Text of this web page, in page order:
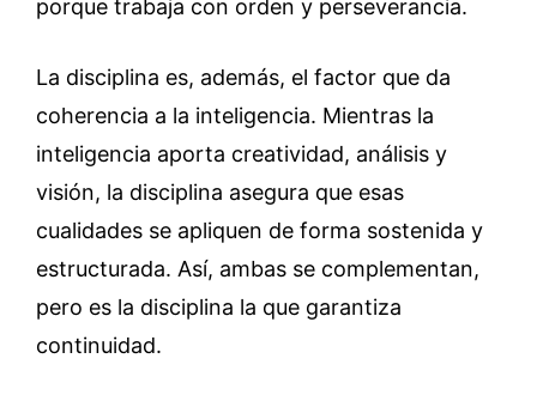
porque trabaja con orden y perseverancia.
La disciplina es, además, el factor que da
coherencia a la inteligencia. Mientras la
inteligencia aporta creatividad, análisis y
visión, la disciplina asegura que esas
cualidades se apliquen de forma sostenida y
estructurada. Así, ambas se complementan,
pero es la disciplina la que garantiza
continuidad.